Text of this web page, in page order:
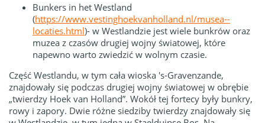
Bunkers in het Westland
(https://www.vestinghoekvanholland.nl/musea--
locaties.html)- w Westlandzie jest wiele bunkrów oraz
muzea z czasów drugiej wojny światowej, które
napewno warto zwiedzić w wolnym czasie.
Część Westlandu, w tym cała wioska 's-Gravenzande,
znajdowały się podczas drugiej wojny światowej w obrębie
„twierdzy Hoek van Holland”. Wokół tej fortecy były bunkry,
rowy i zapory. Dwie różne siedziby twierdzy znajdowały się